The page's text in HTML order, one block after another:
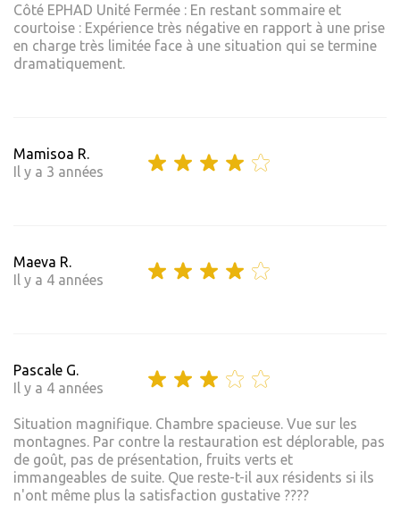
Côté EPHAD Unité Fermée : En restant sommaire et
courtoise : Expérience très négative en rapport à une prise
en charge très limitée face à une situation qui se termine
dramatiquement.
Mamisoa R.
Il y a 3 années
Maeva R.
Il y a 4 années
Pascale G.
Il y a 4 années
Situation magnifique. Chambre spacieuse. Vue sur les
montagnes. Par contre la restauration est déplorable, pas
de goût, pas de présentation, fruits verts et
immangeables de suite. Que reste-t-il aux résidents si ils
n'ont même plus la satisfaction gustative ????